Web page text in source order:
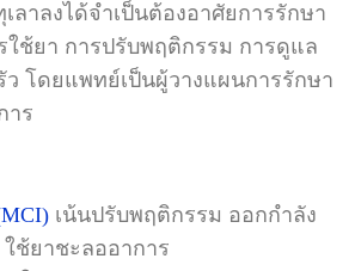
ลาลงได้จำเป็นต้องอาศัยการรักษา
ใช้ยา การปรับพฤติกรรม การดูแล
ว โดยแพทย์เป็นผู้วางแผนการรักษา
าร
เน้นปรับพฤติกรรม ออกกำลัง
ช้ยาชะลออาการ